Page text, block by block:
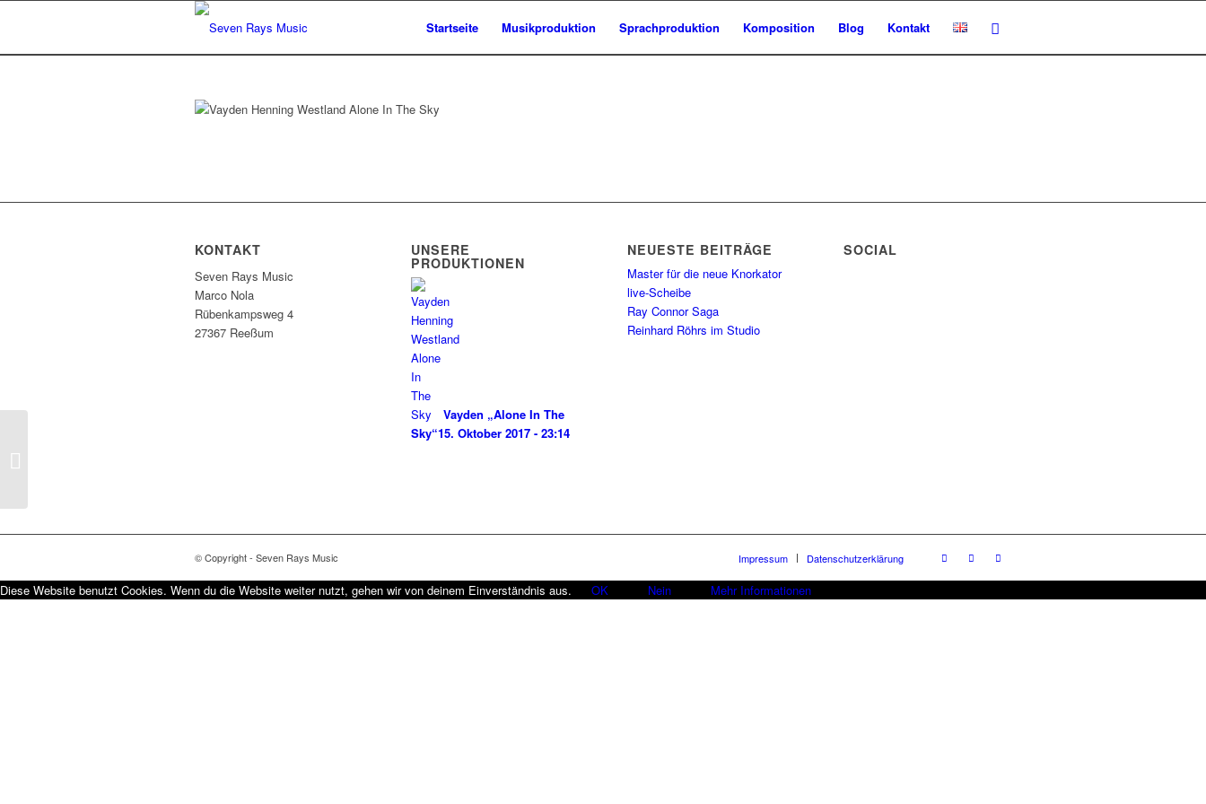
Startseite Musikproduktion Sprachproduktion Komposition Blog Kontakt
KONTAKT
Seven Rays Music
Marco Nola
Rübenkampsweg 4
27367 Reeßum
UNSERE
PRODUKTIONEN
Vayden „Alone In The
Sky“15. Oktober 2017 - 23:14
NEUESTE BEITRÄGE
Master für die neue Knorkator
live-Scheibe
Ray Connor Saga
Reinhard Röhrs im Studio
SOCIAL
© Copyright - Seven Rays Music Impressum Datenschutzerklärung
Diese Website benutzt Cookies. Wenn du die Website weiter nutzt, gehen wir von deinem Einverständnis aus. OK Nein Mehr Informationen